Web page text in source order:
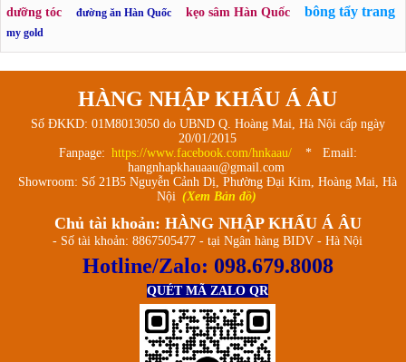
dưỡng tóc đường ăn Hàn Quốc kẹo sâm Hàn Quốc bông tẩy trang
my gold
HÀNG NHẬP KHẨU Á ÂU
Số ĐKKD: 01M8013050 do UBND Q. Hoàng Mai, Hà Nội cấp ngày
20/01/2015
Fanpage: https://www.facebook.com/hnkaau/
* Email:
hangnhapkhauaau@gmail.com
Showroom: Số 21B5 Nguyễn Cảnh Dị, Phường Đại Kim, Hoàng Mai, Hà
Nội (Xem Bản đồ)
Chủ tài khoản: HÀNG NHẬP KHẨU Á ÂU
- Số tài khoản: 8867505477 - tại Ngân hàng BIDV - Hà Nội
Hotline/Zalo: 098.679.8008
QUÉT MÃ ZALO QR